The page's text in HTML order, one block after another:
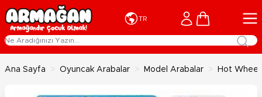
İçeriğe geç
TR Cart
Ana Sayfa > Oyuncak Arabalar > Model Arabalar > Hot